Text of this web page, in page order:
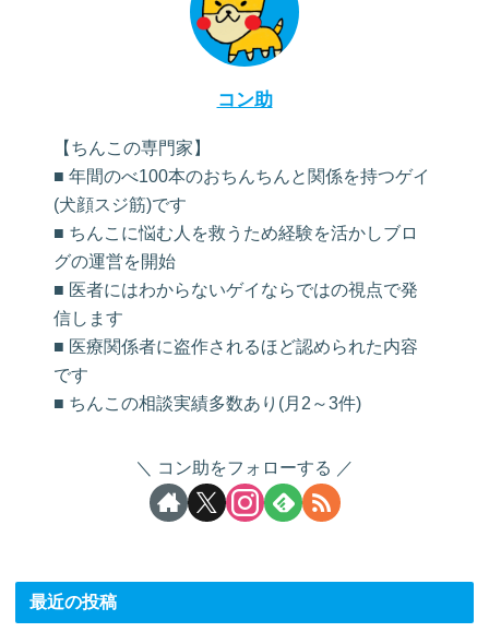
コン助
【ちんこの専門家】
■ 年間のべ100本のおちんちんと関係を持つゲイ
(犬顔スジ筋)です
■ ちんこに悩む人を救うため経験を活かしブロ
グの運営を開始
■ 医者にはわからないゲイならではの視点で発
信します
■ 医療関係者に盗作されるほど認められた内容
です
■ ちんこの相談実績多数あり(月2～3件)
コン助をフォローする
最近の投稿